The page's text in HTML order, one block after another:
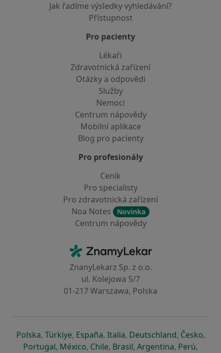
Jak řadíme výsledky vyhledávání?
Přístupnost
Pro pacienty
Lékaři
Zdravotnická zařízení
Otázky a odpovědi
Služby
Nemoci
Centrum nápovědy
Mobilní aplikace
Blog pro pacienty
Pro profesionály
Ceník
Pro specialisty
Pro zdravotnická zařízení
Noa Notes
Novinka
Centrum nápovědy
ZnamyLekar - Hlavní stránka
ZnanyLekarz Sp. z o.o.
ul. Kolejowa 5/7
01-217 Warszawa, Polska
Polskase otevře v nové záložce
, Türkiyese otevře v nové záložce
, Españase otevře v nové záložce
, Italiase otevře v nové záložce
, Deutschlandse otevře v
, Českose
,
Portugalse otevře v nové záložce
, Méxicose otevře v nové záložce
, Chilese otevře v nové záložce
, Brasilse otevře v nové
, Argentinase otevře v
, Perúse
,